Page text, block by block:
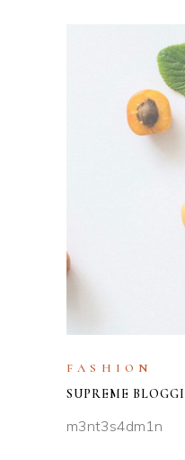
FASHION
SUPREME
m3nt3s4dm1n